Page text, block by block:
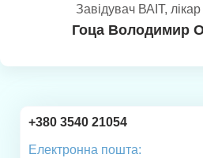
Завідувач ВАІТ,
Гоца Володимир
+380 3540 21054
Електронна пошта: